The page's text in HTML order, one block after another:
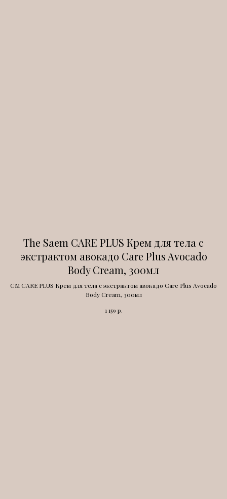
The Saem CARE PLUS Крем для тела с
экстрактом авокадо Care Plus Avocado
Body Cream, 300мл
СМ CARE PLUS Крем для тела с экстрактом авокадо Care Plus Avocado
Body Cream, 300мл
1 159 р.